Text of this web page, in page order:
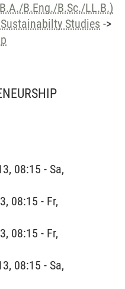
B.Eng./B.Sc./LL.B.)
Studies ->
08:15 - Sa,
08:15 - Fr,
08:15 - Fr,
08:15 - Sa,